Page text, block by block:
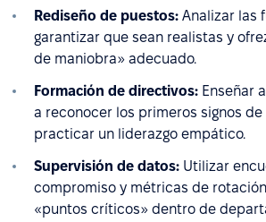
Rediseño de puestos: Analizar las
garantizar que sean realistas y
de maniobra» adecuado.
Formación de directivos: Enseñar
a reconocer los primeros signos
practicar un liderazgo empático.
Supervisión de datos: Utilizar
compromiso y métricas de
«puntos críticos» dentro de